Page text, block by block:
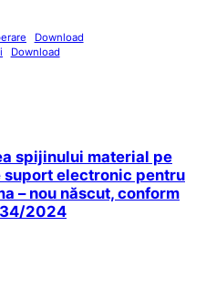
Download
Download
spijinului material pe
suport electronic pentru
– nou născut, conform
34/2024